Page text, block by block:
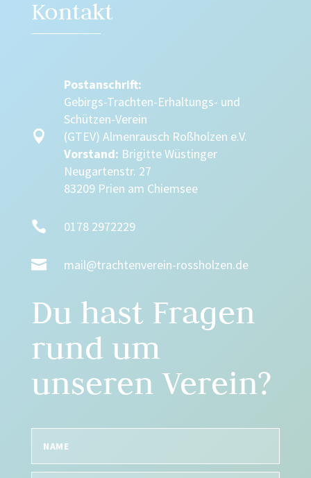
Kontakt

Postanschrift:
Gebirgs-Trachten-Erhaltungs- und
Schützen-Verein
(GTEV) Almenrausch Roßholzen e.V.
Vorstand: Brigitte Wüstinger
Neugartenstr. 27
83209 Prien am Chiemsee
 0178 2972229
 mail@trachtenverein-rossholzen.de
Du hast Fragen
rund um
unseren Verein?